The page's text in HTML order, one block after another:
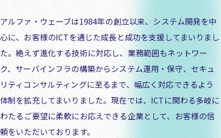
アルファ・ウェーブは1984年の創立以来、システム開発を中
心に、お客様のICTを通じた成長と成功を支援してまいりまし
た。絶えず進化する技術に対応し、業務範囲もネットワー
ク、サーバインフラの構築からシステム運用・保守、セキュ
リティコンサルティングに至るまで、幅広く対応できるよう
体制を拡充してまいりました。現在では、ICTに関わる多岐に
わたるご要望に柔軟にお応えできる企業として、お客様の信
頼をいただいております。